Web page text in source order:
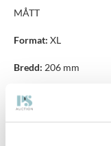
MÅTT
Format: XL
Bredd: 206 mm
Längd: